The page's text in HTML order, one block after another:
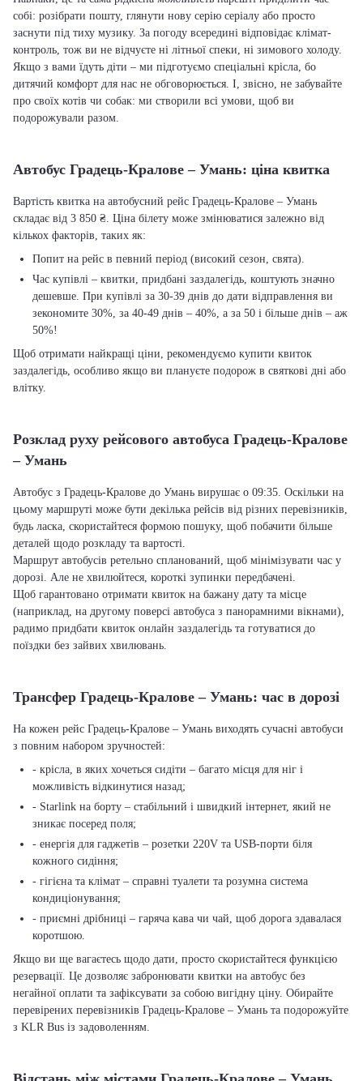
собі: розібрати пошту, глянути нову серію серіалу або просто
заснути під тиху музику. За погоду всередині відповідає клімат-
контроль, тож ви не відчуєте ні літньої спеки, ні зимового холоду.
Якщо з вами їдуть діти – ми підготуємо спеціальні крісла, бо
дитячий комфорт для нас не обговорюється. І, звісно, не забувайте
про своїх котів чи собак: ми створили всі умови, щоб ви
подорожували разом.
Автобус Градець-Кралове – Умань: ціна квитка
Вартість квитка на автобусний рейс Градець-Кралове – Умань
складає від 3 850 ₴. Ціна білету може змінюватися залежно від
кількох факторів, таких як:
Попит на рейс в певний період (високий сезон, свята).
Час купівлі – квитки, придбані заздалегідь, коштують значно
дешевше. При купівлі за 30-39 днів до дати відправлення ви
зекономите 30%, за 40-49 днів – 40%, а за 50 і більше днів – аж
50%!
Щоб отримати найкращі ціни, рекомендуємо купити квиток
заздалегідь, особливо якщо ви плануєте подорож в святкові дні або
влітку.
Розклад руху рейсового автобуса Градець-Кралове
– Умань
Автобус з Градець-Кралове до Умань вирушає о 09:35. Оскільки на
цьому маршруті може бути декілька рейсів від різних перевізників,
будь ласка, скористайтеся формою пошуку, щоб побачити більше
деталей щодо розкладу та вартості.
Маршрут автобусів ретельно спланований, щоб мінімізувати час у
дорозі. Але не хвилюйтеся, короткі зупинки передбачені.
Щоб гарантовано отримати квиток на бажану дату та місце
(наприклад, на другому поверсі автобуса з панорамними вікнами),
радимо придбати квиток онлайн заздалегідь та готуватися до
поїздки без зайвих хвилювань.
Трансфер Градець-Кралове – Умань: час в дорозі
На кожен рейс Градець-Кралове – Умань виходять сучасні автобуси
з повним набором зручностей:
- крісла, в яких хочеться сидіти – багато місця для ніг і
можливість відкинутися назад;
- Starlink на борту – стабільний і швидкий інтернет, який не
зникає посеред поля;
- енергія для гаджетів – розетки 220V та USB-порти біля
кожного сидіння;
- гігієна та клімат – справні туалети та розумна система
кондиціонування;
- приємні дрібниці – гаряча кава чи чай, щоб дорога здавалася
коротшою.
Якщо ви ще вагаєтесь щодо дати, просто скористайтеся функцією
резервації. Це дозволяє забронювати квитки на автобус без
негайної оплати та зафіксувати за собою вигідну ціну. Обирайте
перевірених перевізників Градець-Кралове – Умань та подорожуйте
з KLR Bus із задоволенням.